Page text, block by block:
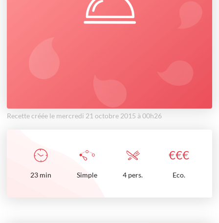
Recette créée le mercredi 21 octobre 2015 à 00h26
€€€
23 min Simple 4 pers. Eco.